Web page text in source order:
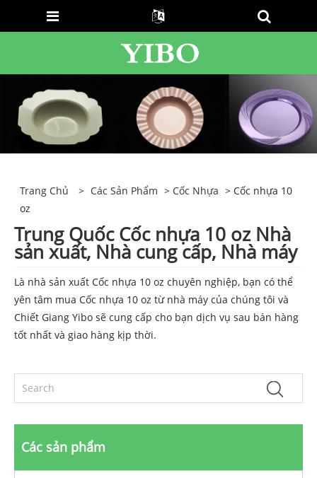
Trang Chủ > Các Sản Phẩm > Cốc Nhựa > Cốc nhựa 10
oz
Trung Quốc Cốc nhựa 10 oz Nhà
sản xuất, Nhà cung cấp, Nhà máy
Là nhà sản xuất Cốc nhựa 10 oz chuyên nghiệp, bạn có thể
yên tâm mua Cốc nhựa 10 oz từ nhà máy của chúng tôi và
Chiết Giang Yibo sẽ cung cấp cho bạn dịch vụ sau bán hàng
tốt nhất và giao hàng kịp thời.
Các sản phẩm